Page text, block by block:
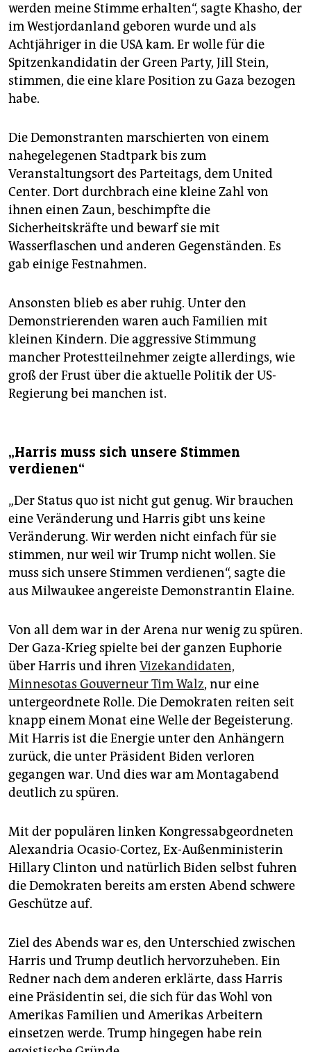
werden meine Stimme erhalten“, sagte Khasho, der
im Westjordanland geboren wurde und als
Achtjähriger in die USA kam. Er wolle für die
Spitzenkandidatin der Green Party, Jill Stein,
stimmen, die eine klare Position zu Gaza bezogen
habe.
Die Demonstranten marschierten von einem
nahegelegenen Stadtpark bis zum
Veranstaltungsort des Parteitags, dem United
Center. Dort durchbrach eine kleine Zahl von
ihnen einen Zaun, beschimpfte die
Sicherheitskräfte und bewarf sie mit
Wasserflaschen und anderen Gegenständen. Es
gab einige Festnahmen.
Ansonsten blieb es aber ruhig. Unter den
Demonstrierenden waren auch Familien mit
kleinen Kindern. Die aggressive Stimmung
mancher Protestteilnehmer zeigte allerdings, wie
groß der Frust über die aktuelle Politik der US-
Regierung bei manchen ist.
„Harris muss sich unsere Stimmen
verdienen“
„Der Status quo ist nicht gut genug. Wir brauchen
eine Veränderung und Harris gibt uns keine
Veränderung. Wir werden nicht einfach für sie
stimmen, nur weil wir Trump nicht wollen. Sie
muss sich unsere Stimmen verdienen“, sagte die
aus Milwaukee angereiste Demonstrantin Elaine.
Von all dem war in der Arena nur wenig zu spüren.
Der Gaza-Krieg spielte bei der ganzen Euphorie
über Harris und ihren Vizekandidaten,
Minnesotas Gouverneur Tim Walz, nur eine
untergeordnete Rolle. Die Demokraten reiten seit
knapp einem Monat eine Welle der Begeisterung.
Mit Harris ist die Energie unter den Anhängern
zurück, die unter Präsident Biden verloren
gegangen war. Und dies war am Montagabend
deutlich zu spüren.
Mit der populären linken Kongressabgeordneten
Alexandria Ocasio-Cortez, Ex-Außenministerin
Hillary Clinton und natürlich Biden selbst fuhren
die Demokraten bereits am ersten Abend schwere
Geschütze auf.
Ziel des Abends war es, den Unterschied zwischen
Harris und Trump deutlich hervorzuheben. Ein
Redner nach dem anderen erklärte, dass Harris
eine Präsidentin sei, die sich für das Wohl von
Amerikas Familien und Amerikas Arbeitern
einsetzen werde. Trump hingegen habe rein